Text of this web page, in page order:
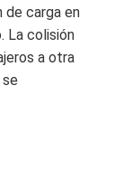
de carga en
La colisión
a otra